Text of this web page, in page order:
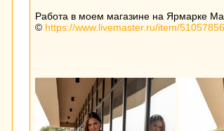
Работа в моем магазине на Ярмарке
© https://www.livemaster.ru/item/51057856